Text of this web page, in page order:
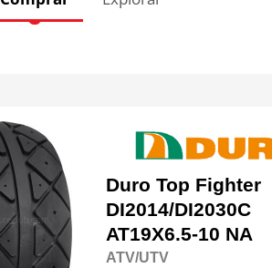
Duro Top Fighter
DI2014/DI2030C
AT19X6.5-10 NA
ATV/UTV